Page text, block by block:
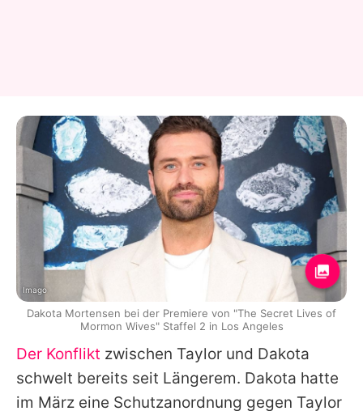
Der Konflikt zwischen Taylor und Dakota
schwelt bereits seit Längerem. Dakota hatte
im März eine Schutzanordnung gegen Taylor
Imago
Dakota Mortensen bei der Premiere von "The Secret Lives of
Mormon Wives" Staffel 2 in Los Angeles